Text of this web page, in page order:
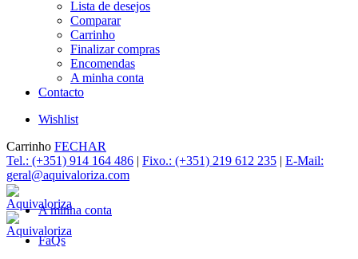
Lista de desejos
Comparar
Carrinho
Finalizar compras
Encomendas
A minha conta
Contacto
Wishlist
Carrinho FECHAR
Tel.: (+351) 914 164 486 | Fixo.: (+351) 219 612 235 | E-Mail:
geral@aquivaloriza.com
A minha conta
FaQs